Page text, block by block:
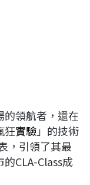
的領航者，還在
狂實驗」的技術
，引領了其最
CLA-Class成